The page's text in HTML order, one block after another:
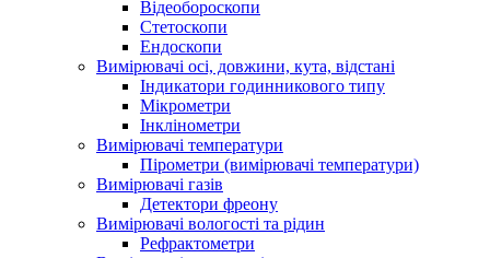
Відеобороскопи
Стетоскопи
Ендоскопи
Вимірювачі осі, довжини, кута, відстані
Індикатори годинникового типу
Мікрометри
Інклінометри
Вимірювачі температури
Пірометри (вимірювачі температури)
Вимірювачі газів
Детектори фреону
Вимірювачі вологості та рідин
Рефрактометри